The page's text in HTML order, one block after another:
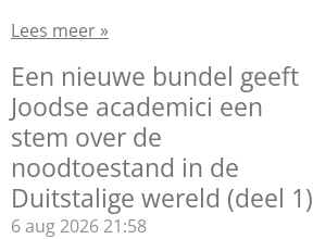
Lees meer »
Een nieuwe bundel geeft
Joodse academici een
stem over de
noodtoestand in de
Duitstalige wereld (deel 1)
6 aug 2026 21:58